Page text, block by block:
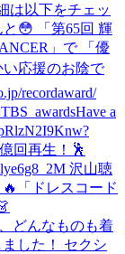
は以下をチェッ
と😳 「第65回 輝
」で 「優
応援のお陰で
recordaward/
Have a
回再生！🕺
沢山聴
「ドレスコード
、どんなものも着
した！ セクシ